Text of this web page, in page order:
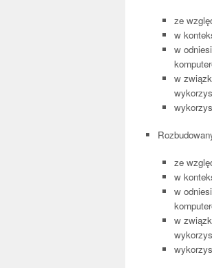
ze
w
w
w
ze
w
w
w